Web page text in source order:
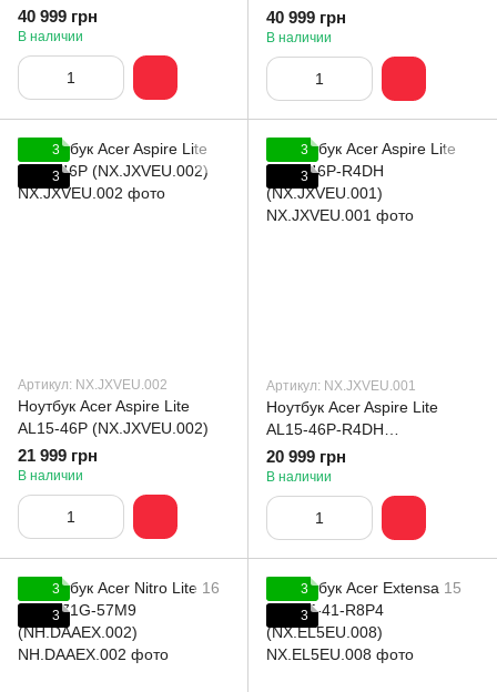
(NH.QV4EU.002)
40 999 грн
В наличии
40 999 грн
В наличии
3
3
Артикул: NX.JXVEU.002
Ноутбук Acer Aspire Lite
AL15-46P (NX.JXVEU.002)
21 999 грн
В наличии
3
3
Артикул: NX.JXVEU.001
Ноутбук Acer Aspire Lite
AL15-46P-R4DH
(NX.JXVEU.001)
20 999 грн
В наличии
3
3
3
3